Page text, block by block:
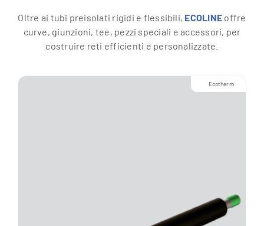
Oltre ai tubi preisolati rigidi e flessibili, ECOLINE offre
curve, giunzioni, tee, pezzi speciali e accessori, per
costruire reti efficienti e personalizzate.